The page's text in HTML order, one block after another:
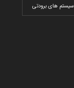
سیستم های برودتی